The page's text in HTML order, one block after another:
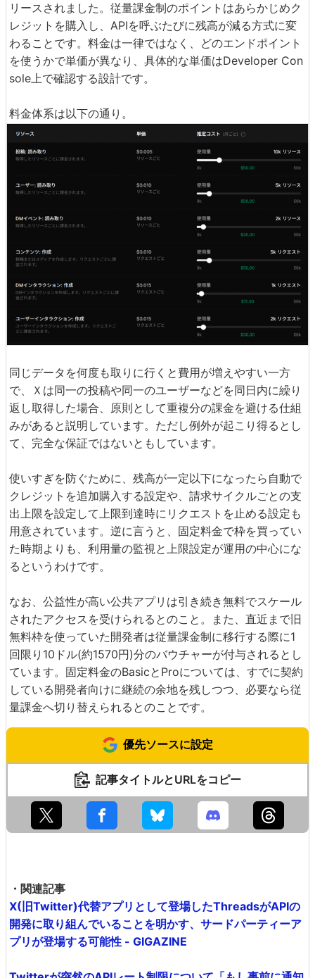
リースされました。従量課金制のポイントはあらかじめク
レジットを購入し、APIを呼ぶたびに残高が減る方式に変
わることです。料金は一律ではなく、どのエンドポイント
を使うかで単価が異なり、具体的な単価はDeveloper Con
sole上で確認する設計です。
料金体系は以下の通り。
同じデータを何度も取りに行くと費用が増えやすい一方
で、Ｘは同一の投稿や同一のユーザーなどを同日内に繰り
返し取得した場合、原則として重複分の課金を避ける仕組
みがあると説明しています。ただし例外が起こり得るとし
て、完全な保証ではないともしています。
使いすぎを防ぐために、残高が一定以下になったら自動で
クレジットを追加購入する設定や、請求サイクルごとの支
出上限を設定して上限到達時にリクエストを止める設定も
用意されています。逆に言うと、固定料金で枠を買ってい
た時期よりも、利用量の監視と上限設定が運用の中心にな
るというわけです。
なお、公益性が高い公共アプリは引き続き無料でスケール
されたアクセスを受けられるとのこと。また、直近まで旧
無料枠を使っていた開発者は従量課金制に移行する際に1
回限り10ドル(約1570円)分のバウチャーが付与されるとし
ています。固定料金のBasicとProについては、すでに契約
している開発者向けに継続の余地を残しつつ、必要なら従
量課金へ切り替えられるとのことです。
優先ソースに設定
記事タイトルとURLをコピー
・関連記事
X(旧Twitter)代替アプリとして登場したThreadsがAPIの
開発に取り組んでいることを明かす、サードパーティーア
プリが登場する可能性 - GIGAZINE